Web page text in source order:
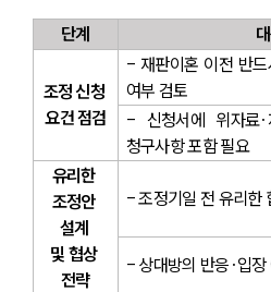
단계
조정 신청
요건 점검
- 재판이혼 이전 반
여부 검토
- 신청서에 위자료·
청구사항 포함 필요
유리한
조정안
설계
및 협상
전략
- 조정기일 전 유리한
- 상대방의 반응·입장